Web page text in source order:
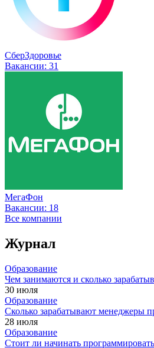
СберЗдоровье
Вакансии: 31
МегаФон
Вакансии: 18
Все компании
Журнал
Образование
Чем занимаются и сколько
30 июля
Образование
Сколько зарабатывают менеджеры
28 июля
Образование
Стоит ли начинать